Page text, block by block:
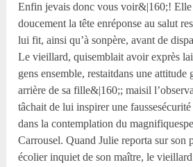
Enfin jevais donc vous voir&|160;!
doucement la tête enréponse au salut
lui fit, ainsi qu’à sonpère, avant de
Le vieillard, quisemblait avoir exprès
gens ensemble, restaitdans une attitude
arrière de sa fille&|160;; maisil
tâchait de lui inspirer une
dans la contemplation du
Carrousel. Quand Julie reporta sur son
écolier inquiet de son maître, le